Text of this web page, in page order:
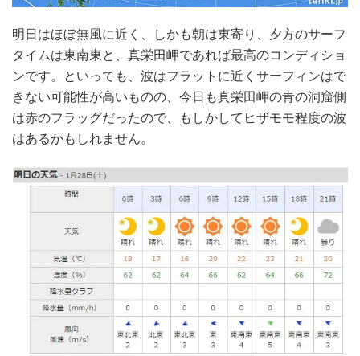
明日はほぼ無風に近く、しかも朝は東寄り、夕方のサーフ
タイムは東南東と、真栄田岬であれば最高のコンディショ
ンです。といっても、波はフラットに近くサーフィンはで
きない可能性が高いものの、今日も真栄田岬の青の洞窟側
は赤のフラッグだったので、もしかしてヒザモモ程度の波
はあるかもしれません。